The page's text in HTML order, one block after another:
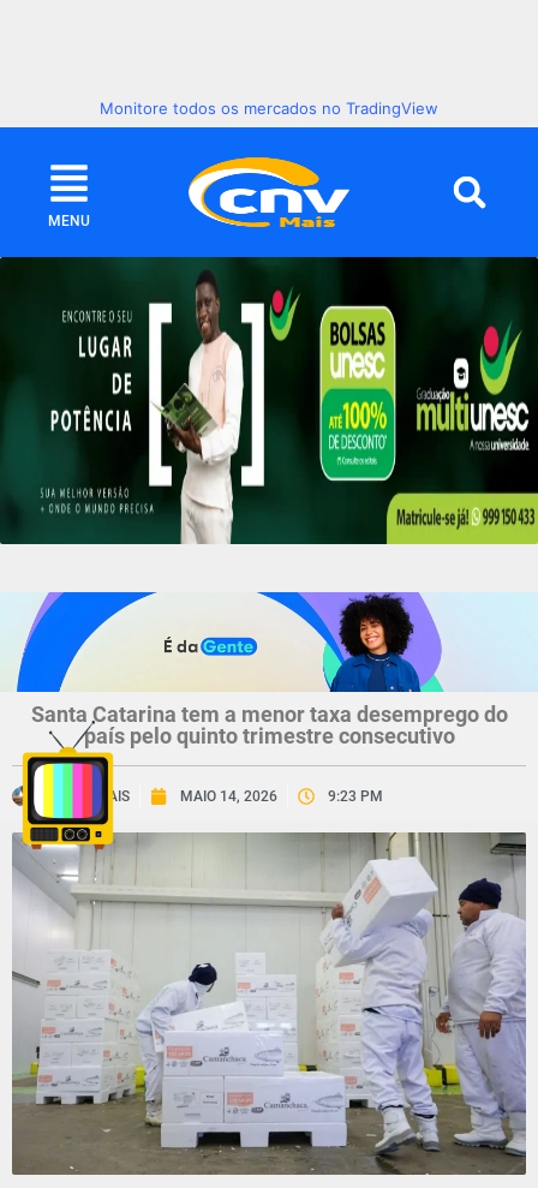
Monitore todos os mercados no TradingView
MENU
Santa Catarina tem a menor taxa desemprego do
país pelo quinto trimestre consecutivo
CNV MAIS MAIO 14, 2026 9:23 PM